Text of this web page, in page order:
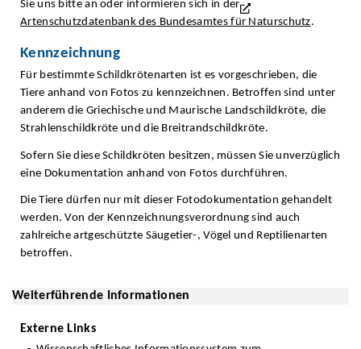
Sie uns bitte an oder informieren sich in der
Artenschutzdatenbank des Bundesamtes für Naturschutz.
Kennzeichnung
Für bestimmte Schildkrötenarten ist es vorgeschrieben, die
Tiere anhand von Fotos zu kennzeichnen. Betroffen sind unter
anderem die Griechische und Maurische Landschildkröte, die
Strahlenschildkröte und die Breitrandschildkröte.
Sofern Sie diese Schildkröten besitzen, müssen Sie unverzüglich
eine Dokumentation anhand von Fotos durchführen.
Die Tiere dürfen nur mit dieser Fotodokumentation gehandelt
werden. Von der Kennzeichnungsverordnung sind auch
zahlreiche artgeschützte Säugetier-, Vögel und Reptilienarten
betroffen.
Weiterführende Informationen
Externe Links